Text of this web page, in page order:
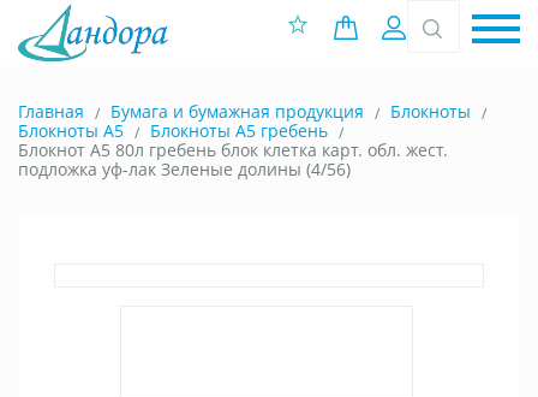
0 позиций
Вход
Главная Бумага и бумажная продукция
Блокноты
Блокноты A5
Блокноты А5 гребень
Блокнот А5 80л гребень блок клетка карт. обл. жест.
подложка уф-лак Зеленые долины (4/56)